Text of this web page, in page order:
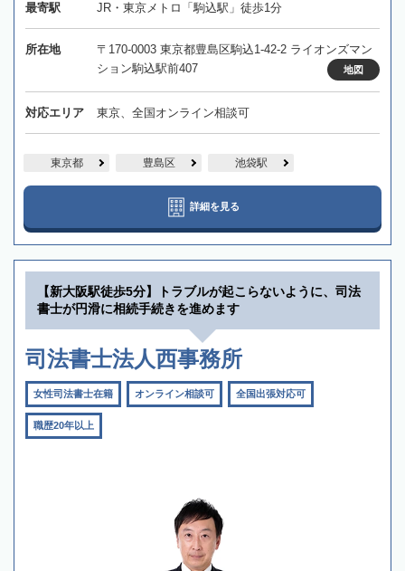
最寄駅 JR・東京メトロ「駒込駅」徒歩1分
所在地
〒170-0003 東京都豊島区駒込1-42-2 ライオンズマン
ション駒込駅前407
地図
対応エリア 東京、全国オンライン相談可
東京都 豊島区 池袋駅
詳細を見る
【新大阪駅徒歩5分】トラブルが起こらないように、司法
書士が円滑に相続手続きを進めます
司法書士法人西事務所
女性司法書士在籍 オンライン相談可 全国出張対応可
職歴20年以上